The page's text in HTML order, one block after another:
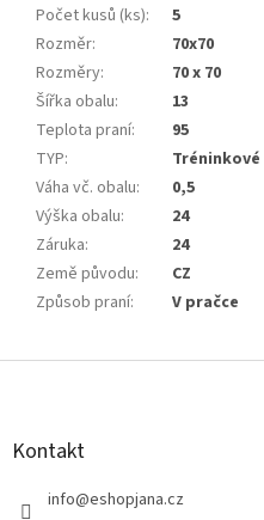
Počet kusů (ks):
5
Rozměr:
70x70
Rozměry:
70 x 70
Šířka obalu:
13
Teplota praní:
95
TYP:
Tréninkové
Váha vč. obalu:
0,5
Výška obalu:
24
Záruka:
24
Země původu:
CZ
Způsob praní: V pračce
Z
Kontakt
info@eshopjana.cz